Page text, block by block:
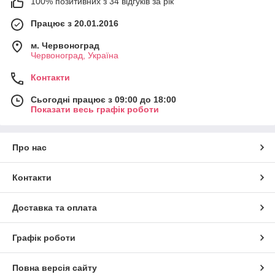
Працює з 20.01.2016
м. Червоноград
Червоноград, Україна
Контакти
Сьогодні працює з 09:00 до 18:00
Показати весь графік роботи
Про нас
Контакти
Доставка та оплата
Графік роботи
Повна версія сайту